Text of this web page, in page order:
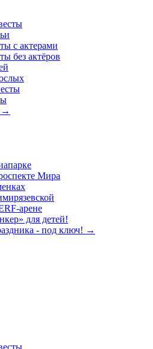
с актерами
без актёров
→
Мира
арене
для детей!
- под ключ! →